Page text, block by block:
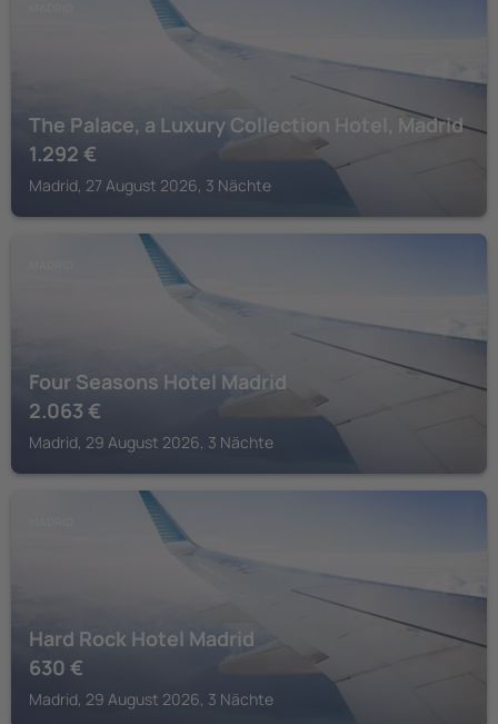
The Palace, a Luxury Collection Hotel, Madrid
1.292 €
Madrid, 27 August 2026, 3 Nächte
Four Seasons Hotel Madrid
2.063 €
Madrid, 29 August 2026, 3 Nächte
Hard Rock Hotel Madrid
630 €
Madrid, 29 August 2026, 3 Nächte